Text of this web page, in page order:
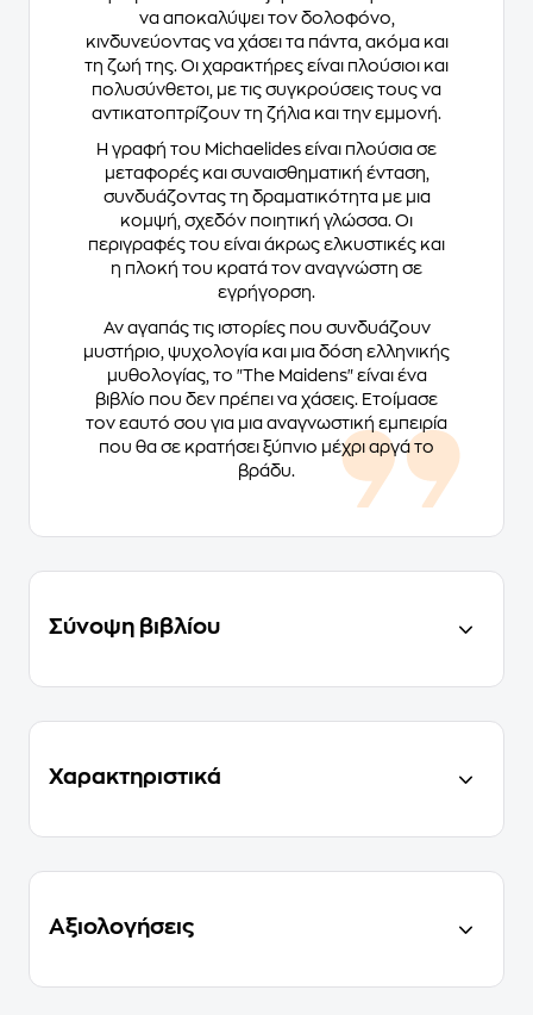
να αποκαλύψει τον δολοφόνο,
κινδυνεύοντας να χάσει τα πάντα, ακόμα και
τη ζωή της. Οι χαρακτήρες είναι πλούσιοι και
πολυσύνθετοι, με τις συγκρούσεις τους να
αντικατοπτρίζουν τη ζήλια και την εμμονή.
Η γραφή του Michaelides είναι πλούσια σε
μεταφορές και συναισθηματική ένταση,
συνδυάζοντας τη δραματικότητα με μια
κομψή, σχεδόν ποιητική γλώσσα. Οι
περιγραφές του είναι άκρως ελκυστικές και
η πλοκή του κρατά τον αναγνώστη σε
εγρήγορση.
Αν αγαπάς τις ιστορίες που συνδυάζουν
μυστήριο, ψυχολογία και μια δόση ελληνικής
μυθολογίας, το "The Maidens" είναι ένα
βιβλίο που δεν πρέπει να χάσεις. Ετοίμασε
τον εαυτό σου για μια αναγνωστική εμπειρία
που θα σε κρατήσει ξύπνιο μέχρι αργά το
βράδυ.
Σύνοψη βιβλίου
Χαρακτηριστικά
Αξιολογήσεις